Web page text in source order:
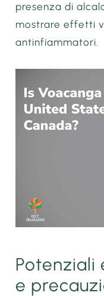
presenza di
mostrare effetti
antinfiammatori.
e